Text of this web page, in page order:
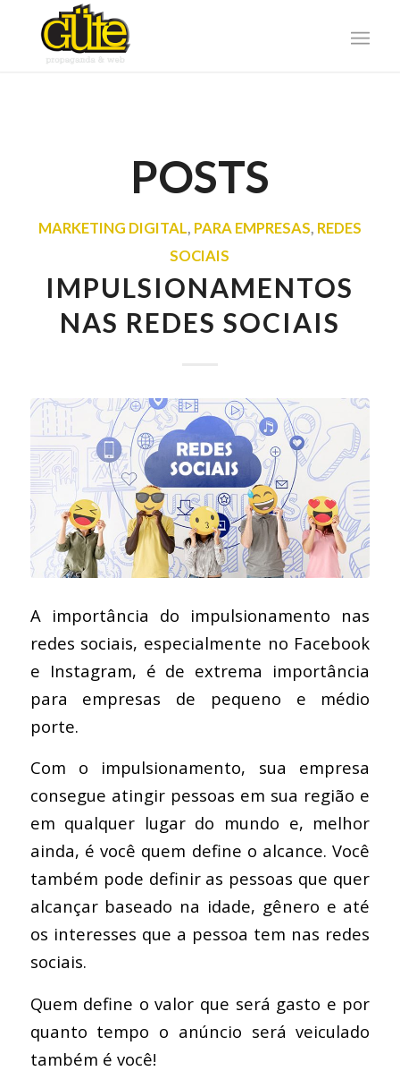
POSTS
MARKETING DIGITAL, PARA EMPRESAS, REDES
SOCIAIS
IMPULSIONAMENTOS
NAS REDES SOCIAIS
A importância do impulsionamento nas
redes sociais, especialmente no Facebook
e Instagram, é de extrema importância
para empresas de pequeno e médio
porte.
Com o impulsionamento, sua empresa
consegue atingir pessoas em sua região e
em qualquer lugar do mundo e, melhor
ainda, é você quem define o alcance. Você
também pode definir as pessoas que quer
alcançar baseado na idade, gênero e até
os interesses que a pessoa tem nas redes
sociais.
Quem define o valor que será gasto e por
quanto tempo o anúncio será veiculado
também é você!